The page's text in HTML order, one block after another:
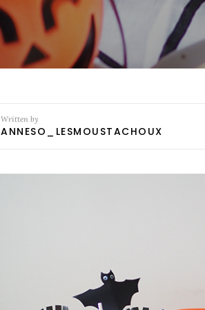
Written by
ANNESO_LESMOUSTACHOUX